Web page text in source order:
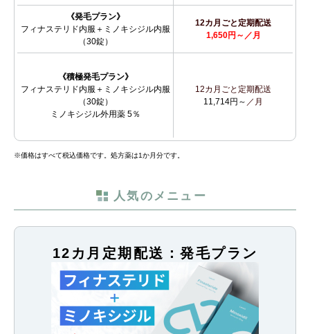
《発毛プラン》
フィナステリド内服＋ミノキシジル内服
（30錠）
12カ月ごと定期配送
1,650円～／月
《積極発毛プラン》
フィナステリド内服＋ミノキシジル内服
（30錠）
ミノキシジル外用薬 5％
12カ月ごと定期配送
11,714円～ ／月
※価格はすべて税込価格です。処方薬は1か月分です。
人気のメニュー
12カ月定期配送：発毛プラン